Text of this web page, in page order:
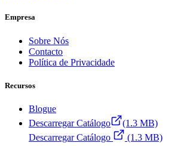
Empresa
Sobre Nós
Contacto
Política de Privacidade
Recursos
Blogue
Descarregar Catálogo
(1.3 MB)
Descarregar Catálogo
(1.3 MB)